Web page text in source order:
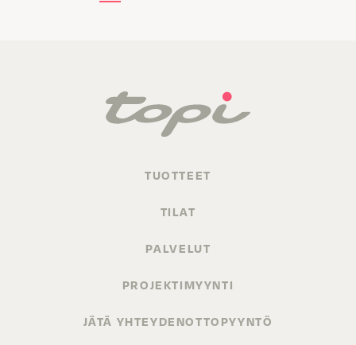
TUOTTEET
TILAT
PALVELUT
PROJEKTIMYYNTI
JÄTÄ YHTEYDENOTTOPYYNTÖ